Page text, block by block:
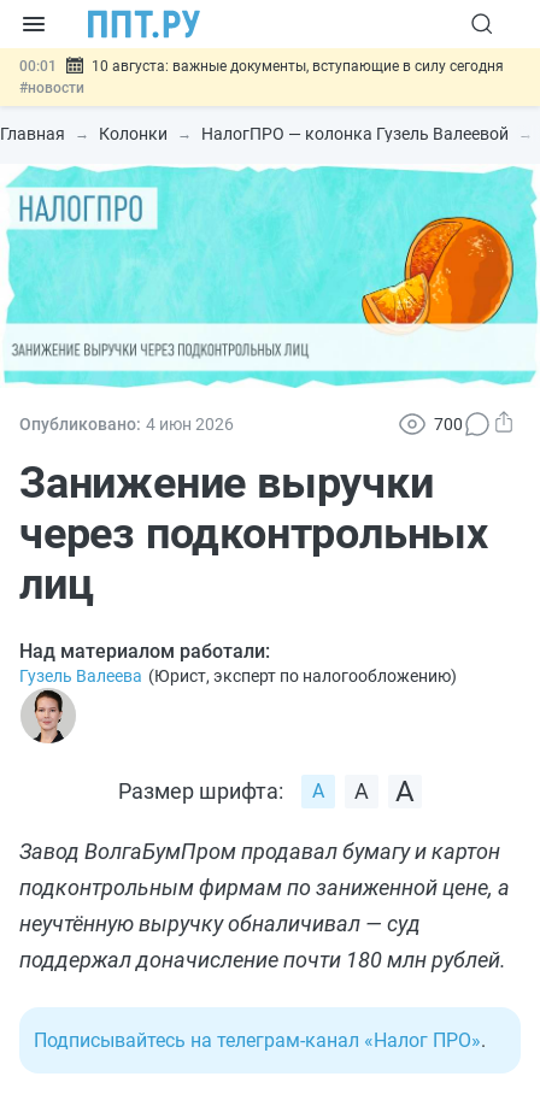
00:01
10 августа: важные документы, вступающие в силу сегодня
#новости
07.08 Подписан закон о блокировке продажи опасных товаров через
«Честный знак»#новости
07.08
Госпошлину за устранение ошибок в документах предлагают
отменить
#новости
07.08
Важно
Разработают единые критерии трудовых и ГПХ-
#новости
Главная Колонки НалогПРО — колонка Гузель Валеевой
Опубликовано: 4 июн 2026 700
Занижение выручки
через подконтрольных
лиц
Над материалом работали:
Гузель Валеева (Юрист, эксперт по налогообложению)
Размер шрифта:
Завод ВолгаБумПром продавал бумагу и картон
подконтрольным фирмам по заниженной цене, а
неучтённую выручку обналичивал — суд
поддержал доначисление почти 180 млн рублей.
Подписывайтесь на телеграм-канал «Налог ПРО».